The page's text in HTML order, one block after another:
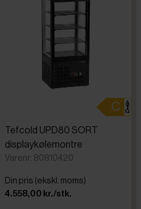
Tefcold UPD80 SORT
displaykølemontre
Varenr: 80810420
Din pris (ekskl. moms)
4.558,00 kr./stk.